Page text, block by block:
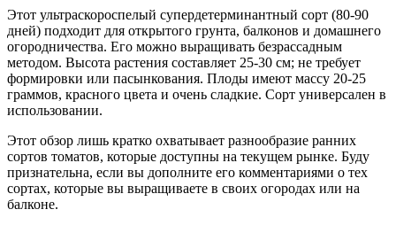
Этот ультраскороспелый супердетерминантный сорт (80-90
дней) подходит для открытого грунта, балконов и домашнего
огородничества. Его можно выращивать безрассадным
методом. Высота растения составляет 25-30 см; не требует
формировки или пасынкования. Плоды имеют массу 20-25
граммов, красного цвета и очень сладкие. Сорт универсален в
использовании.
Этот обзор лишь кратко охватывает разнообразие ранних
сортов томатов, которые доступны на текущем рынке. Буду
признательна, если вы дополните его комментариями о тех
сортах, которые вы выращиваете в своих огородах или на
балконе.